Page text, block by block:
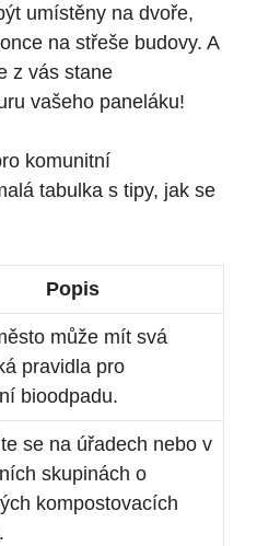
umístěny na dvoře,
na střeše budovy. A
z vás ⁢stane
⁤vašeho paneláku!
komunitní
tabulka s tipy, jak se
Popis
může mít svá​
pravidla pro
bioodpadu.
se na úřadech nebo v
skupinách o
kompostovacích